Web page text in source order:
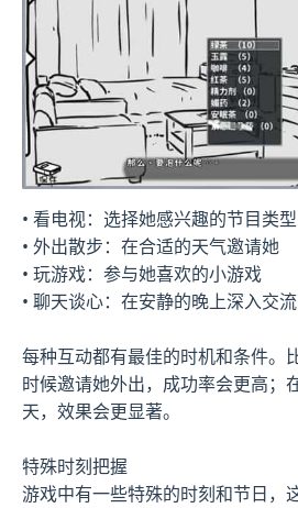
• 看电视：选择她感兴趣的节目类型
• 外出散步：在合适的天气邀请她
• 玩游戏：参与她喜欢的小游戏
• 聊天谈心：在安静的晚上深入交流
每种互动都有最佳的时机和条件。
时候邀请她外出，成功率会更高；
天，效果会更显著。
特殊时刻把握
游戏中有一些特殊的时刻和节日，